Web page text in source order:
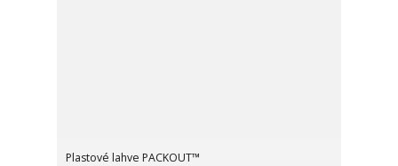
Plastové lahve PACKOUT™